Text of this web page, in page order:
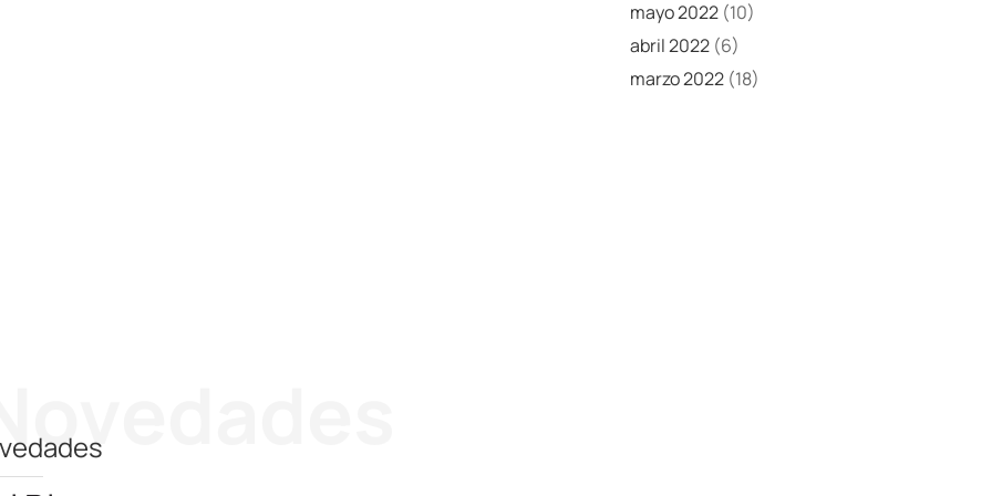
mayo 2022 (10)
abril 2022 (6)
marzo 2022 (18)